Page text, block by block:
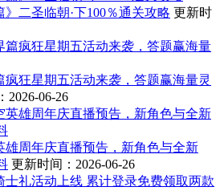
》二圣临朝·下100％通关攻略 更新时
疯狂星期五活动来袭，答题赢海量灵
2026-06-26
雄周年庆直播预告，新角色与全新
更新时间：2026-06-26